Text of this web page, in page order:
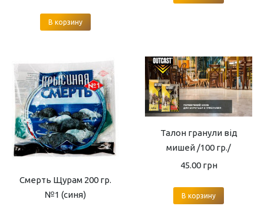
В корзину
Смерть Щурам 200 гр.
№1 (синя)
Талон гранули від
мишей /100 гр./
45.00 грн
В корзину